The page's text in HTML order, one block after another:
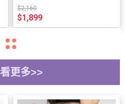
$2,160
$1,899
看更多>>